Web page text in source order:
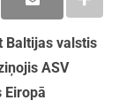
Baltijas valstis
ASV
Eiropā